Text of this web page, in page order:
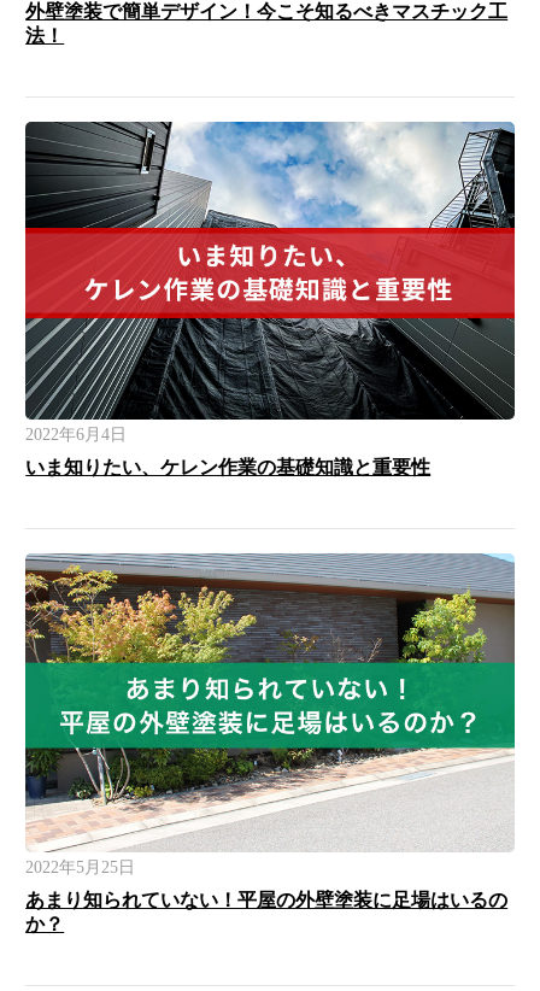
外壁塗装で簡単デザイン！今こそ知るべきマスチック工
法！
2022年6月4日
いま知りたい、ケレン作業の基礎知識と重要性
2022年5月25日
あまり知られていない！平屋の外壁塗装に足場はいるの
か？